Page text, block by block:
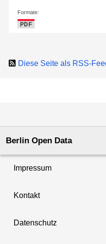
Formate:
PDF
Diese Seite als RSS-
Berlin Open Data
Impressum
Kontakt
Datenschutz